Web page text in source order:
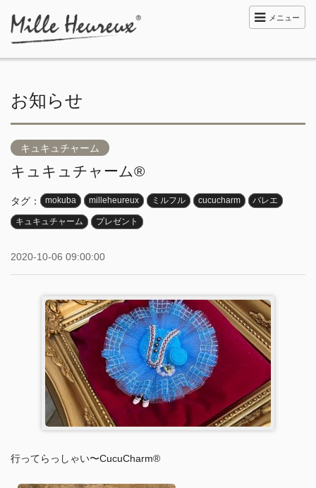
メニュー
お知らせ
キュキュチャーム
キュキュチャーム®︎
タグ： mokuba milleheureux ミルフル cucucharm バレエ
キュキュチャーム プレゼント
2020-10-06 09:00:00
行ってらっしゃい〜CucuCharm®︎